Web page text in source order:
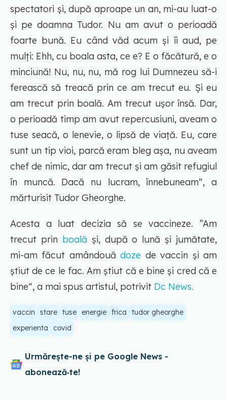
spectatori și, după aproape un an, mi-au luat-o
și pe doamna Tudor. Nu am avut o perioadă
foarte bună. Eu când văd acum și îi aud, pe
mulți: Ehh, cu boala asta, ce e? E o făcătură, e o
minciună! Nu, nu, nu, mă rog lui Dumnezeu să-i
ferească să treacă prin ce am trecut eu. Și eu
am trecut prin boală. Am trecut ușor însă. Dar,
o perioadă timp am avut repercusiuni, aveam o
tuse seacă, o lenevie, o lipsă de viață. Eu, care
sunt un tip vioi, parcă eram bleg așa, nu aveam
chef de nimic, dar am trecut și am găsit refugiul
în muncă. Dacă nu lucram, înnebuneam“, a
mărturisit Tudor Gheorghe.
Acesta a luat decizia să se vaccineze. ”Am
trecut prin boală și, după o lună și jumătate,
mi-am făcut amândouădoze de vaccin și am
știut de ce le fac. Am știut că e bine și cred că e
bine“, a mai spus artistul, potrivit Dc News.
vaccin stare tuse energie frica
tudor gheorghe
experienta
covid
Urmărește-ne și pe Google News -
abonează‑te!